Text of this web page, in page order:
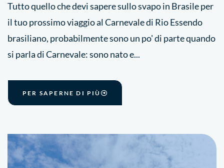
Tutto quello che devi sapere sullo svapo in Brasile per
il tuo prossimo viaggio al Carnevale di Rio Essendo
brasiliano, probabilmente sono un po' di parte quando
si parla di Carnevale: sono nato e...
PER SAPERNE DI PIÙ